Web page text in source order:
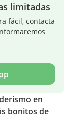
limitadas
fácil, contacta
en
bonitos de